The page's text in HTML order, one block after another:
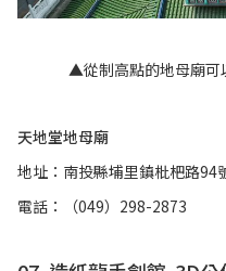
▲從制高點的地母廟可
天地堂地母廟
地址：南投縣埔里鎮枇杷路94
電話：（049）298-2873